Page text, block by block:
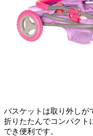
バスケットは取り外しが
折りたたんでコンパクト
でき便利です。